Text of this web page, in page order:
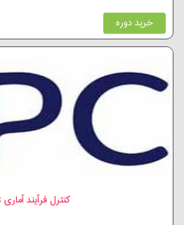
خرید دوره
کنترل فرآیند آماری SPC